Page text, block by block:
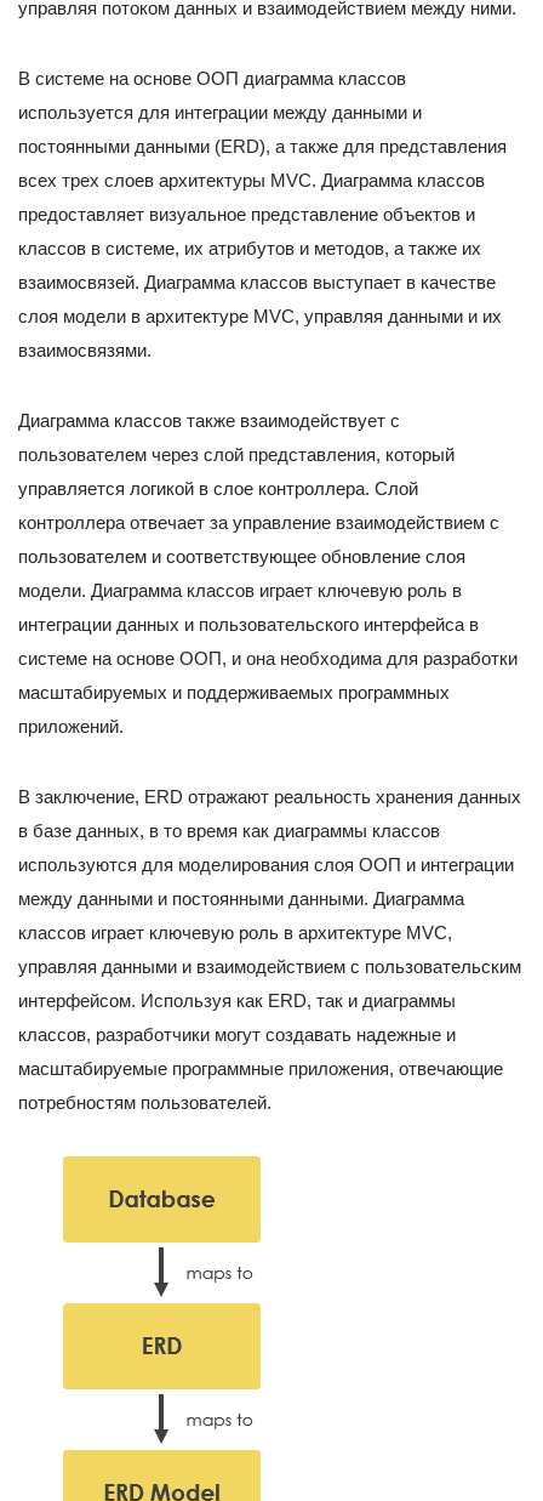
управляя потоком данных и взаимодействием между ними.
В системе на основе ООП диаграмма классов
используется для интеграции между данными и
постоянными данными (ERD), а также для представления
всех трех слоев архитектуры MVC. Диаграмма классов
предоставляет визуальное представление объектов и
классов в системе, их атрибутов и методов, а также их
взаимосвязей. Диаграмма классов выступает в качестве
слоя модели в архитектуре MVC, управляя данными и их
взаимосвязями.
Диаграмма классов также взаимодействует с
пользователем через слой представления, который
управляется логикой в слое контроллера. Слой
контроллера отвечает за управление взаимодействием с
пользователем и соответствующее обновление слоя
модели. Диаграмма классов играет ключевую роль в
интеграции данных и пользовательского интерфейса в
системе на основе ООП, и она необходима для разработки
масштабируемых и поддерживаемых программных
приложений.
В заключение, ERD отражают реальность хранения данных
в базе данных, в то время как диаграммы классов
используются для моделирования слоя ООП и интеграции
между данными и постоянными данными. Диаграмма
классов играет ключевую роль в архитектуре MVC,
управляя данными и взаимодействием с пользовательским
интерфейсом. Используя как ERD, так и диаграммы
классов, разработчики могут создавать надежные и
масштабируемые программные приложения, отвечающие
потребностям пользователей.